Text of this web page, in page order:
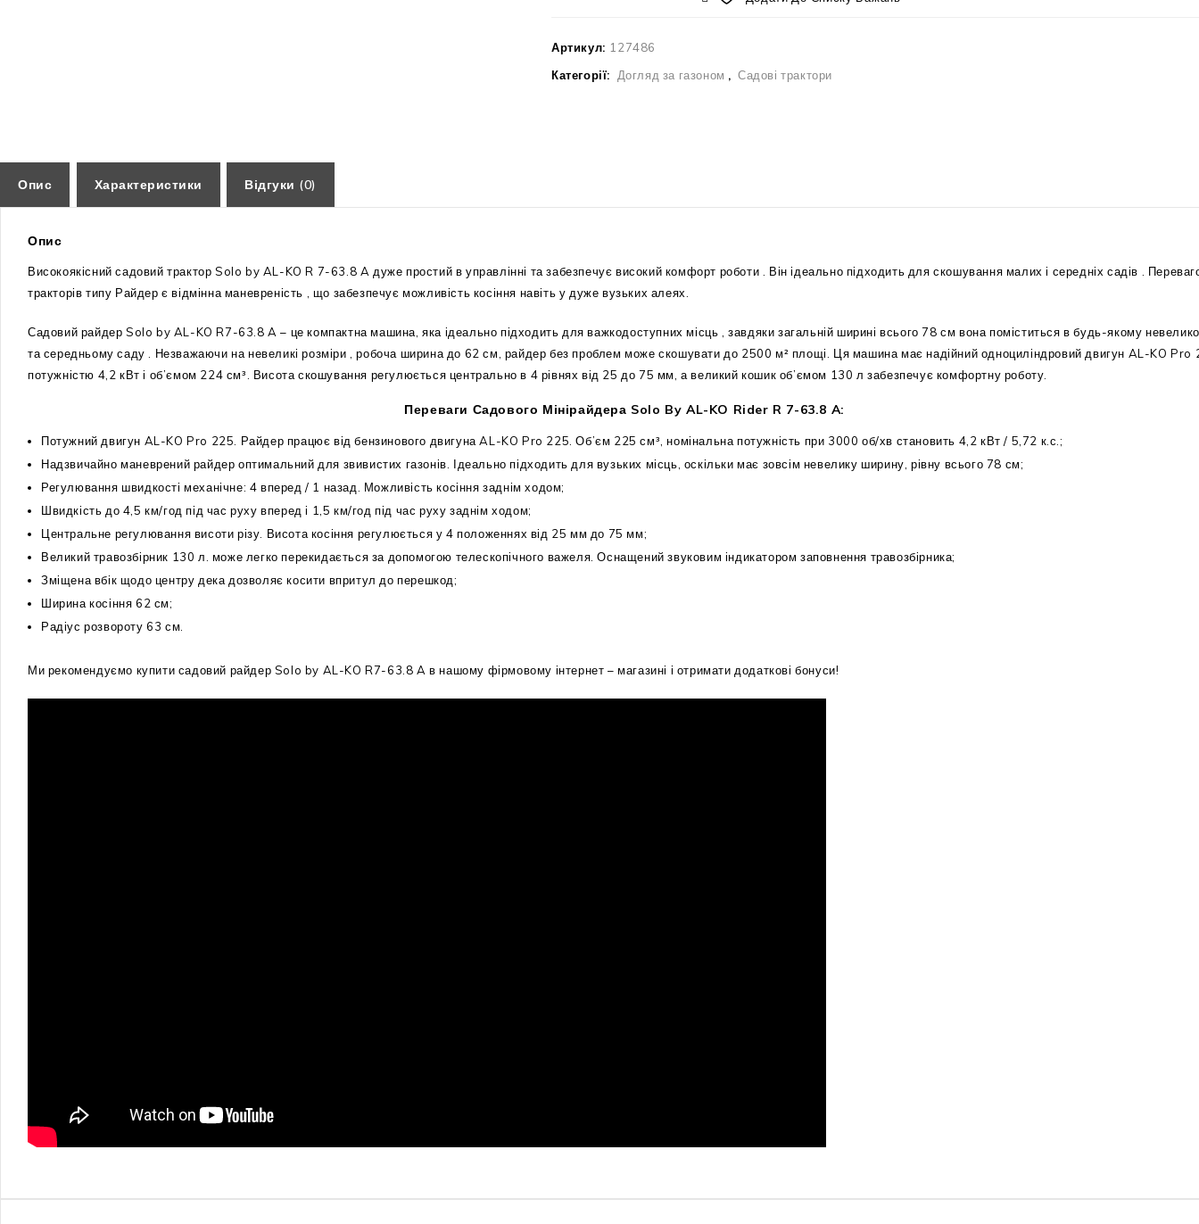
Артикул: 127486
Категорії:
Догляд за газоном , Садові трактори
Опис Характеристики Відгуки (0)
Опис
Високоякісний садовий трактор Solo by AL-KO R 7-63.8 A дуже простий в управлінні та забезпечує високий комфорт роботи . Він ідеально підходить для скошування малих і середніх садів .
тракторів типу Райдер є відмінна маневреність , що забезпечує можливість косіння навіть у дуже вузьких алеях.
Садовий райдер Solo by AL-KO R7-63.8 A – це компактна машина, яка ідеально підходить для важкодоступних місць , завдяки загальній ширині всього 78 см вона поміститься в будь-якому
та середньому саду . Незважаючи на невеликі розміри , робоча ширина до 62 см, райдер без проблем може скошувати до 2500 м² площі. Ця машина має надійний одноциліндровий двигун AL-KO Pro
потужністю 4,2 кВт і об’ємом 224 см³. Висота скошування регулюється центрально в 4 рівнях від 25 до 75 мм, а великий кошик об’ємом 130 л забезпечує комфортну роботу.
Переваги Садового Мінірайдера Solo By AL-KO Rider R 7-63.8 A:
Потужний двигун AL-KO Pro 225. Райдер працює від бензинового двигуна AL-KO Pro 225. Об’єм 225 см³, номінальна потужність при 3000 об/хв становить 4,2 кВт / 5,72 к.с.;
Надзвичайно маневрений райдер оптимальний для звивистих газонів. Ідеально підходить для вузьких місць, оскільки має зовсім невелику ширину, рівну всього 78 см;
Регулювання швидкості механічне: 4 вперед / 1 назад. Можливість косіння заднім ходом;
Швидкість до 4,5 км/год під час руху вперед і 1,5 км/год під час руху заднім ходом;
Центральне регулювання висоти різу. Висота косіння регулюється у 4 положеннях від 25 мм до 75 мм;
Великий травозбірник 130 л. може легко перекидається за допомогою телескопічного важеля. Оснащений звуковим індикатором заповнення травозбірника;
Зміщена вбік щодо центру дека дозволяє косити впритул до перешкод;
Ширина косіння 62 см;
Радіус розвороту 63 см.
Ми рекомендуємо купити садовий райдер Solo by AL-KO R7-63.8 A в нашому фірмовому інтернет – магазині і отримати додаткові бонуси!